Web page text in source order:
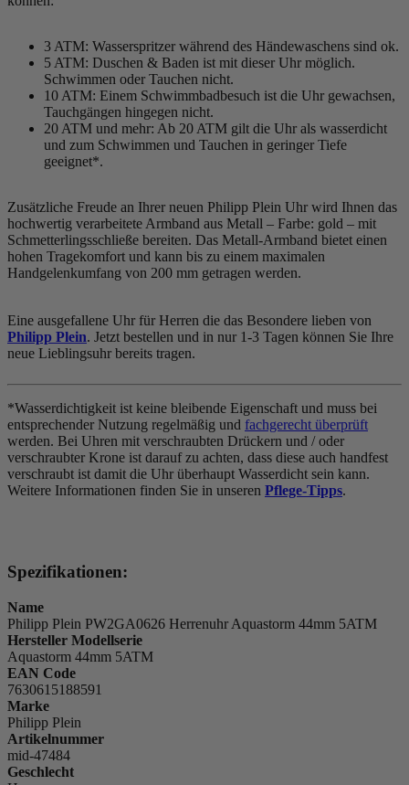
3 ATM: Wasserspritzer während des Händewaschens sind ok.
5 ATM: Duschen & Baden ist mit dieser Uhr möglich.
Schwimmen oder Tauchen nicht.
10 ATM: Einem Schwimmbadbesuch ist die Uhr gewachsen,
Tauchgängen hingegen nicht.
20 ATM und mehr: Ab 20 ATM gilt die Uhr als wasserdicht
und zum Schwimmen und Tauchen in geringer Tiefe
geeignet*.
Zusätzliche Freude an Ihrer neuen Philipp Plein Uhr wird Ihnen das
hochwertig verarbeitete Armband aus Metall – Farbe: gold – mit
Schmetterlingsschließe bereiten. Das Metall-Armband bietet einen
hohen Tragekomfort und kann bis zu einem maximalen
Handgelenkumfang von 200 mm getragen werden.
Eine ausgefallene Uhr für Herren die das Besondere lieben von
Philipp Plein. Jetzt bestellen und in nur 1-3 Tagen können Sie Ihre
neue Lieblingsuhr bereits tragen.
*Wasserdichtigkeit ist keine bleibende Eigenschaft und muss bei
entsprechender Nutzung regelmäßig und fachgerecht überprüft
werden. Bei Uhren mit verschraubten Drückern und / oder
verschraubter Krone ist darauf zu achten, dass diese auch handfest
verschraubt ist damit die Uhr überhaupt Wasserdicht sein kann.
Weitere Informationen finden Sie in unseren Pflege-Tipps.
Spezifikationen:
Name
Philipp Plein PW2GA0626 Herrenuhr Aquastorm 44mm 5ATM
Hersteller Modellserie
Aquastorm 44mm 5ATM
EAN Code
7630615188591
Marke
Philipp Plein
Artikelnummer
mid-47484
Geschlecht